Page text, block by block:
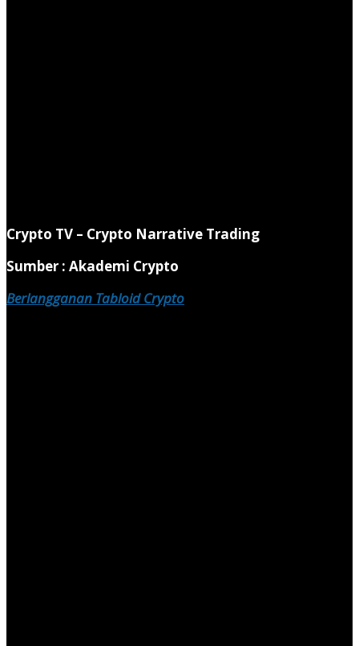
Crypto TV – Crypto Narrative Trading
Sumber : Akademi Crypto
Berlangganan Tabloid Crypto